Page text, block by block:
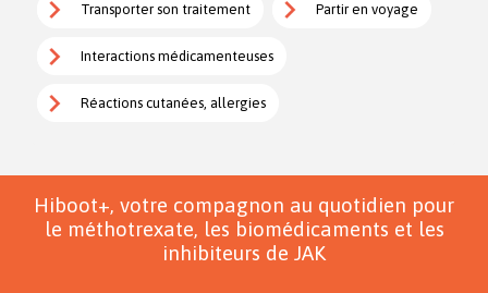
Transporter son traitement Partir en voyage
Interactions médicamenteuses
Réactions cutanées, allergies
Hiboot+, votre compagnon au quotidien pour
le méthotrexate, les biomédicaments et les
inhibiteurs de JAK